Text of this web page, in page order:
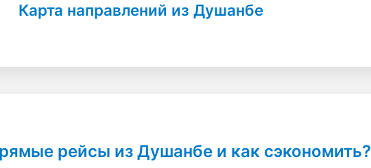
Карта направлений из Душанбе
рейсы из Душанбе и как сэкономить?